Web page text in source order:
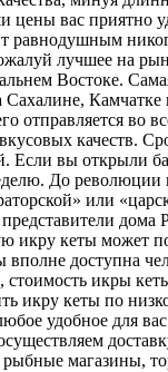
цены вас приятно
равнодушным
лучшее на
Востоке.
Сахалине,
отправляется во
качеств.
Если вы открыли
До революции
или
икру кеты может
доступна
стоимость икры
икру кеты по
удобное для
рыбные магазины,